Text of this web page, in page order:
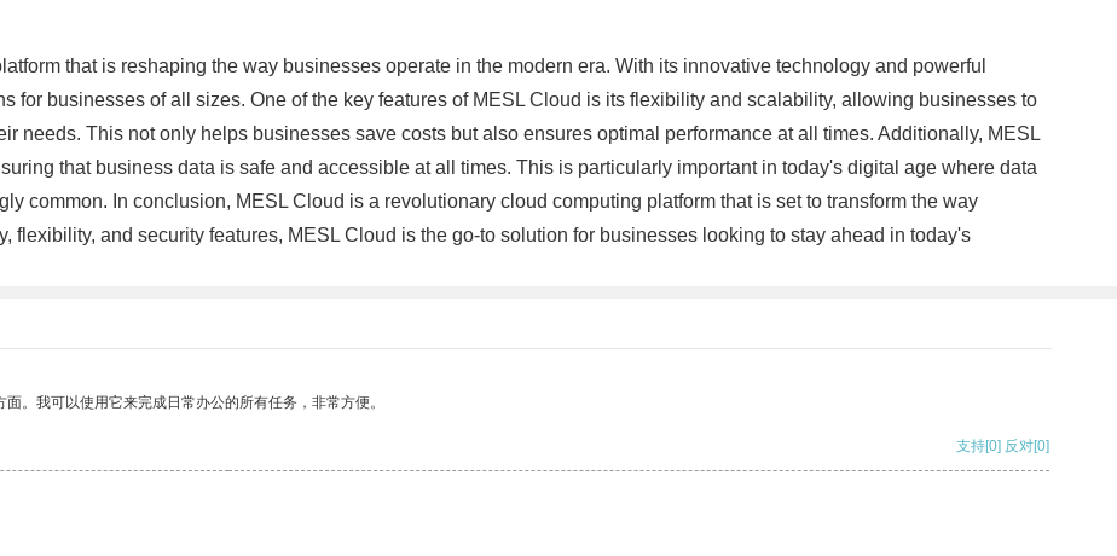
that is reshaping the way businesses operate in the modern era. With its innovative technology and powerful
for businesses of all sizes. One of the key features of MESL Cloud is its flexibility and scalability, allowing businesses to
needs. This not only helps businesses save costs but also ensures optimal performance at all times. Additionally, MESL
that business data is safe and accessible at all times. This is particularly important in today's digital age where data
common. In conclusion, MESL Cloud is a revolutionary cloud computing platform that is set to transform the way
flexibility, and security features, MESL Cloud is the go-to solution for businesses looking to stay ahead in today's
。我可以使用它来完成日常办公的所有任务，非常方便。
支持[0] 反对[0]